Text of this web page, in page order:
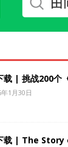
载 | 挑战200个
1月30日
载 | The